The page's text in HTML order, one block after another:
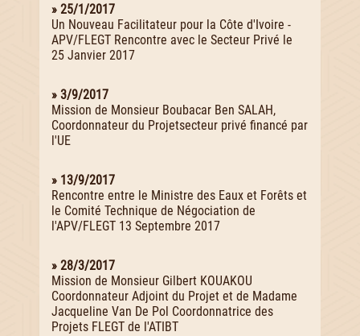
» 25/1/2017
Un Nouveau Facilitateur pour la Côte d'Ivoire -
APV/FLEGT Rencontre avec le Secteur Privé le
25 Janvier 2017
» 3/9/2017
Mission de Monsieur Boubacar Ben SALAH,
Coordonnateur du Projetsecteur privé financé par
l'UE
» 13/9/2017
Rencontre entre le Ministre des Eaux et Forêts et
le Comité Technique de Négociation de
l'APV/FLEGT 13 Septembre 2017
» 28/3/2017
Mission de Monsieur Gilbert KOUAKOU
Coordonnateur Adjoint du Projet et de Madame
Jacqueline Van De Pol Coordonnatrice des
Projets FLEGT de l'ATIBT